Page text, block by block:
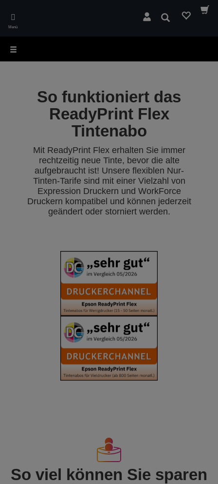
main
Menü
Suchen
So funktioniert das
ReadyPrint Flex
Tintenabo
Mit ReadyPrint Flex erhalten Sie immer
rechtzeitig neue Tinte, bevor die alte
aufgebraucht ist! Unsere flexiblen Nur-
Tinten-Tarife sind mit einer Vielzahl von
Expression Druckern und WorkForce
Druckern kompatibel und können jederzeit
geändert oder storniert werden.
So viel können Sie sparen